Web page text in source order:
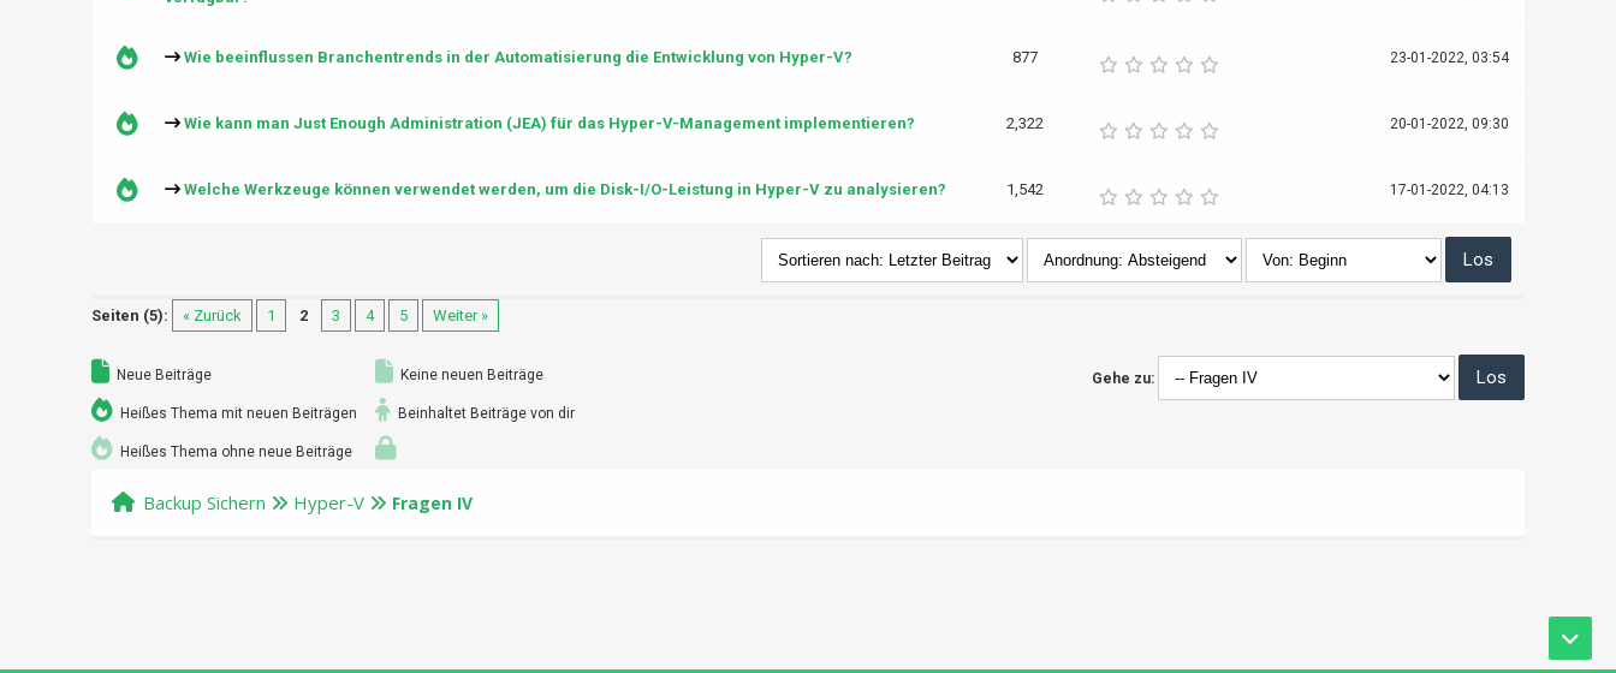
Wie beeinflussen Branchentrends in der Automatisierung die Entwicklung von Hyper-V? 877 23-01-2022, 03:54
Wie kann man Just Enough Administration (JEA) für das Hyper-V-Management implementieren? 2,322 20-01-2022, 09:30
Welche Werkzeuge können verwendet werden, um die Disk-I/O-Leistung in Hyper-V zu analysieren? 1,542 17-01-2022, 04:13
Seiten (5): « Zurück 1 2 3 4 5 Weiter »
Neue Beiträge
Heißes Thema mit neuen Beiträgen
Heißes Thema ohne neue Beiträge
Keine neuen Beiträge
Beinhaltet Beiträge von dir
Gehe zu:
Backup Sichern Hyper-V Fragen IV